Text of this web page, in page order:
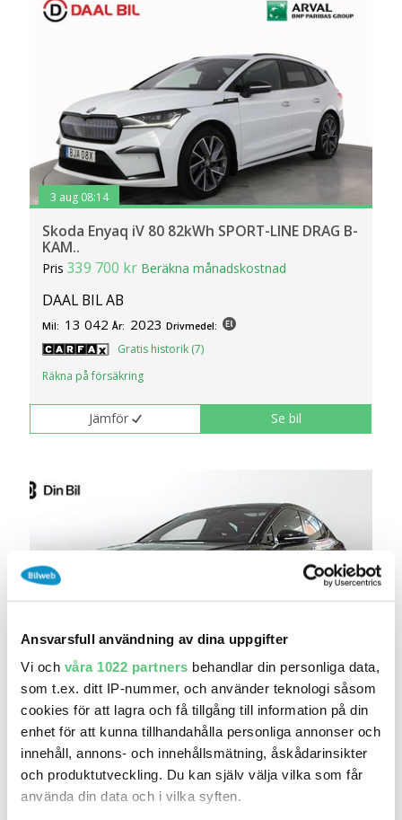
Ansvarsfull användning av dina uppgifter
Vi och våra 1022 partners behandlar din personliga data,
som t.ex. ditt IP-nummer, och använder teknologi såsom
cookies för att lagra och få tillgång till information på din
enhet för att kunna tillhandahålla personliga annonser och
innehåll, annons- och innehållsmätning, åskådarinsikter
och produktutveckling. Du kan själv välja vilka som får
använda din data och i vilka syften.
3 aug 08:14
Skoda Enyaq iV 80 82kWh SPORT-LINE DRAG B-
KAM..
Pris339 700 kr Beräkna månadskostnad
DAAL BIL AB
Mil: 13 042 År: 2023 Drivmedel:
Gratis historik (7)
Räkna på försäkring
Jämför Se bil
31 jul 20:20
Skoda Enyaq 84 KWH BATTERI ELMOTOR 1 VXL
Pris679 800 kr Beräkna månadskostnad
Din Bil / Skoda Bromma - Nya personbilar
Mil: 0 År: 2026 Drivmedel: